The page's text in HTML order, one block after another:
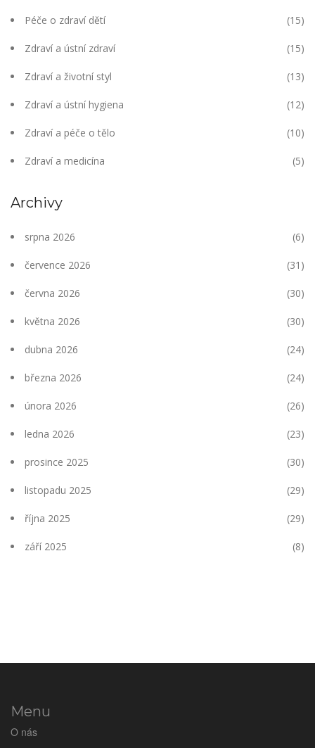
Péče o zdraví dětí (15)
Zdraví a ústní zdraví (15)
Zdraví a životní styl (13)
Zdraví a ústní hygiena (12)
Zdraví a péče o tělo (10)
Zdraví a medicína (5)
Archivy
srpna 2026 (6)
července 2026 (31)
června 2026 (30)
května 2026 (30)
dubna 2026 (24)
března 2026 (24)
února 2026 (26)
ledna 2026 (23)
prosince 2025 (30)
listopadu 2025 (29)
října 2025 (29)
září 2025 (8)
Menu
O nás